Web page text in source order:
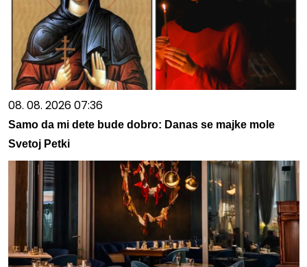
08. 08. 2026 07:36
Samo da mi dete bude dobro: Danas se majke mole
Svetoj Petki